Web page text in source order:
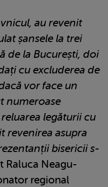
au revenit
șansele la trei
de la București, doi
cu excluderea de
vor face un
numeroase
legăturii cu
revenirea asupra
bisericii s-
Raluca Neagu-
regional